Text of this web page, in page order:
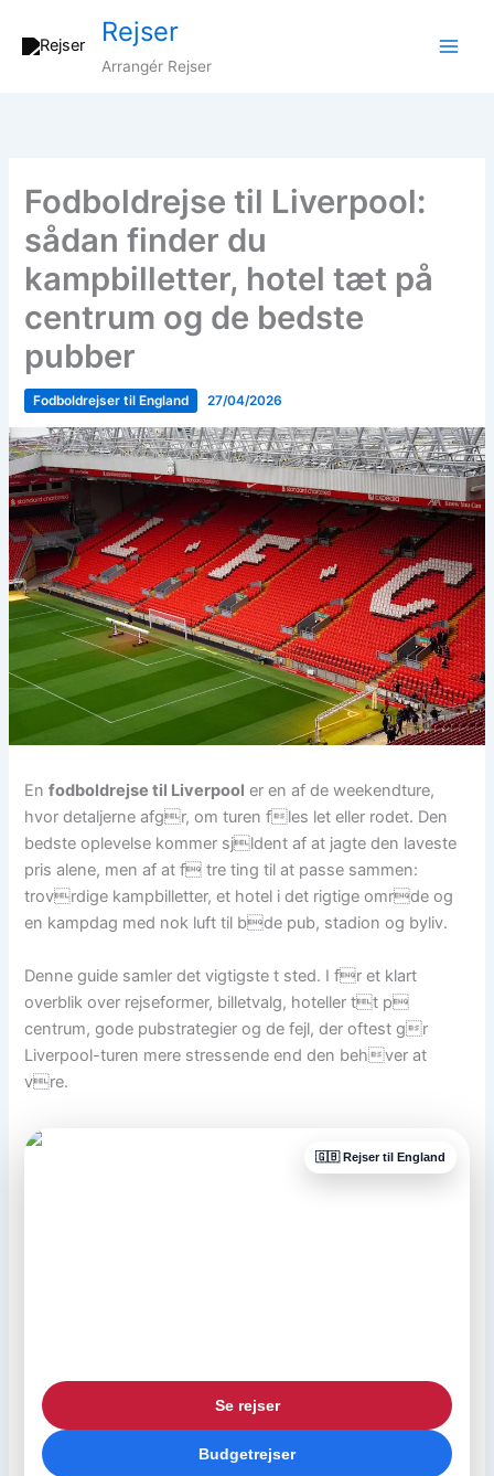
Rejser
Arrangér Rejser
Fodboldrejse til Liverpool:
sådan finder du
kampbilletter, hotel tæt på
centrum og de bedste
pubber
Fodboldrejser til England 27/04/2026
Enfodboldrejse til Liverpool er en af de weekendture,
hvor detaljerne afgr, om turen fles let eller rodet. Den
bedste oplevelse kommer sjldent af at jagte den laveste
pris alene, men af at f tre ting til at passe sammen:
trovrdige kampbilletter, et hotel i det rigtige omrde og
en kampdag med nok luft til bde pub, stadion og byliv.
Denne guide samler det vigtigste t sted. I fr et klart
overblik over rejseformer, billetvalg, hoteller tt p
centrum, gode pubstrategier og de fejl, der oftest gr
Liverpool-turen mere stressende end den behver at
vre.
🇬🇧 Rejser til England
Se rejser
Budgetrejser